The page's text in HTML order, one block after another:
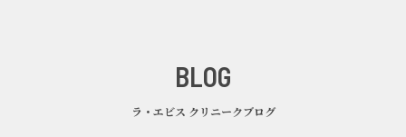
BLOG
ラ・エビス クリニークブログ